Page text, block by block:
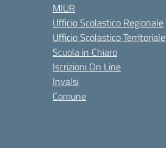
MIUR
Ufficio Scolastico Regionale
Ufficio Scolastico Territoriale
Scuola in Chiaro
Iscrizioni On Line
Invalsi
Comune